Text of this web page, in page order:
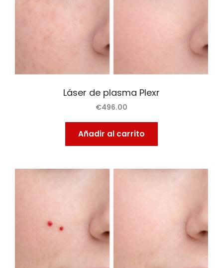
Láser de plasma Plexr
€496.00
Añadir al carrito